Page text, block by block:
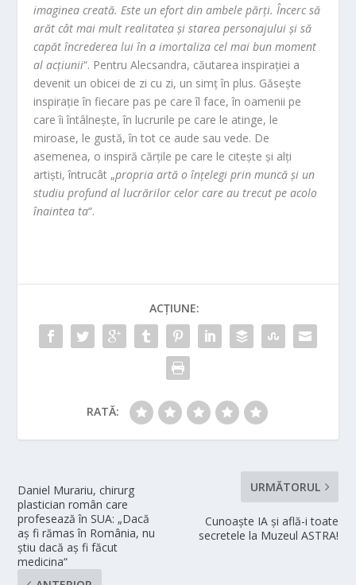
imaginea creată. Este un efort din ambele părți. Încerc să
arăt cât mai mult realitatea și starea personajului și să
capăt încrederea lui în a imortaliza cel mai bun moment
al acțiunii“. Pentru Alecsandra, căutarea inspirației a
devenit un obicei de zi cu zi, un simț în plus. Găsește
inspirație în fiecare pas pe care îl face, în oamenii pe
care îi întâlnește, în lucrurile pe care le atinge, le
miroase, le gustă, în tot ce aude sau vede. De
asemenea, o inspiră cărțile pe care le citește și alți
artiști, întrucât „propria artă o înțelegi prin muncă și un
studiu profund al lucrărilor celor care au trecut pe acolo
înaintea ta“.
ACȚIUNE:
RATĂ:
Daniel Murariu, chirurg
plastician român care
profesează în SUA: „Dacă
aş fi rămas în România, nu
ştiu dacă aş fi făcut
medicina“
URMĂTORUL
Cunoaşte IA şi află-i toate
secretele la Muzeul ASTRA!